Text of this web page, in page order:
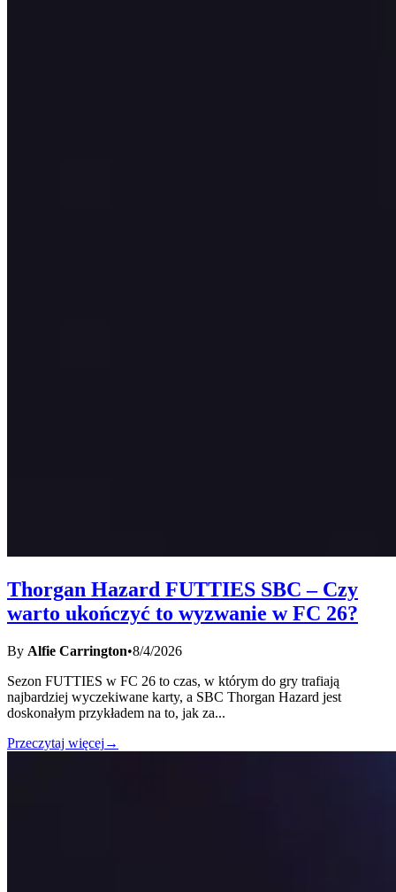
Thorgan Hazard FUTTIES SBC – Czy
warto ukończyć to wyzwanie w FC 26?
By Alfie Carrington•8/4/2026
Sezon FUTTIES w FC 26 to czas, w którym do gry trafiają
najbardziej wyczekiwane karty, a SBC Thorgan Hazard jest
doskonałym przykładem na to, jak za...
Przeczytaj więcej →